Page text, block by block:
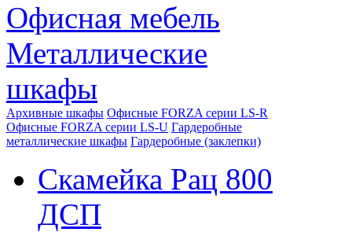
Офисная мебель
Металлические
шкафы
Архивные шкафы Офисные FORZA серии LS-R
Офисные FORZA серии LS-U Гардеробные
металлические шкафы Гардеробные (заклепки)
Скамейка Рац 800
ДСП